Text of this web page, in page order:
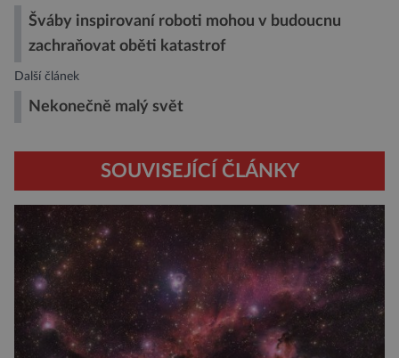
Šváby inspirovaní roboti mohou v budoucnu
zachraňovat oběti katastrof
Další článek
Nekonečně malý svět
SOUVISEJÍCÍ ČLÁNKY